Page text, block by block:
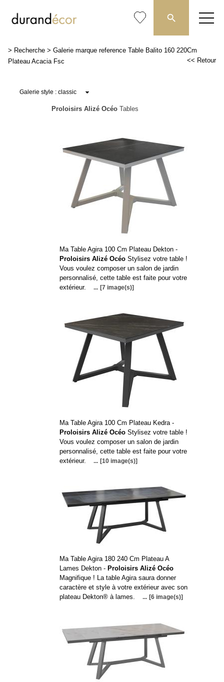
> Recherche > Galerie marque reference Table Balito 160 220Cm
Plateau Acacia Fsc
<< Retour
Proloisirs Alizé OcéoTables
Ma Table Agira 100 Cm Plateau Dekton -
Proloisirs Alizé OcéoStylisez votre table !
Vous voulez composer un salon de jardin
personnalisé, cette table est faite pour votre
extérieur.
... [7 image(s)]
Ma Table Agira 100 Cm Plateau Kedra -
Proloisirs Alizé OcéoStylisez votre table !
Vous voulez composer un salon de jardin
personnalisé, cette table est faite pour votre
extérieur.
... [10 image(s)]
Ma Table Agira 180 240 Cm Plateau A
Lames Dekton - Proloisirs Alizé Océo
Magnifique ! La table Agira saura donner
caractère et style à votre extérieur avec son
plateau Dekton® à lames.
... [6 image(s)]